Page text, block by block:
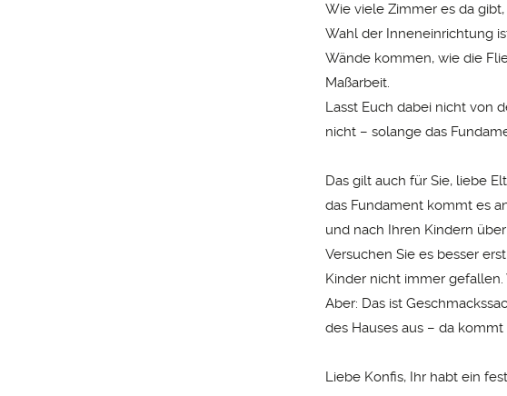
Wie viele Zimmer es da
Wahl der Inneneinrichtung
Wände kommen, wie die
Maßarbeit.
Lasst Euch dabei nicht von
nicht – solange das
Das gilt auch für Sie, liebe
das Fundament kommt es
und nach Ihren Kindern
Versuchen Sie es besser
Kinder nicht immer
Aber: Das ist
des Hauses aus – da
Liebe Konfis, Ihr habt ein